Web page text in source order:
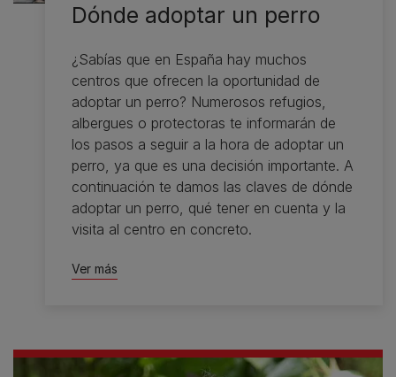
Dónde adoptar un perro
¿Sabías que en España hay muchos
centros que ofrecen la oportunidad de
adoptar un perro? Numerosos refugios,
albergues o protectoras te informarán de
los pasos a seguir a la hora de adoptar un
perro, ya que es una decisión importante. A
continuación te damos las claves de dónde
adoptar un perro, qué tener en cuenta y la
visita al centro en concreto.
Ver más